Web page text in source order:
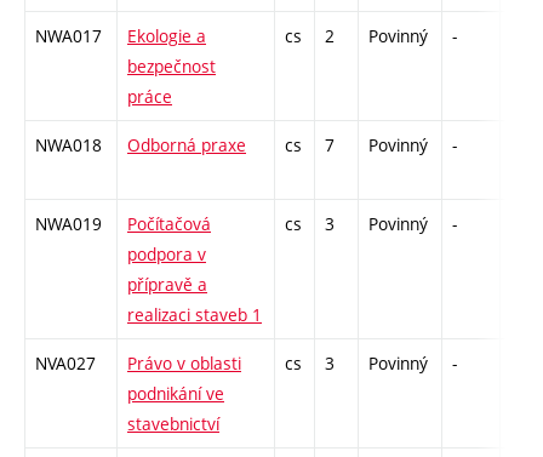
NWA017
Ekologie a
bezpečnost
práce
cs 2 Povinný -
NWA018 Odborná praxe cs 7 Povinný -
NWA019
Počítačová
podpora v
přípravě a
realizaci staveb 1
cs 3 Povinný -
NVA027
Právo v oblasti
podnikání ve
stavebnictví
cs 3 Povinný -